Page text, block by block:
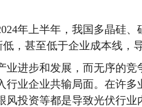
年上半年，我国多晶硅、
，甚至低于企业成本线，
步和发展，而无序的竞
行业企业共输局面。在许
投资等都是导致光伏行业